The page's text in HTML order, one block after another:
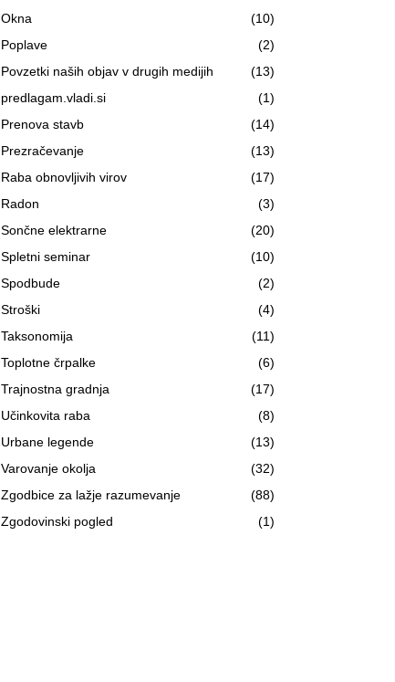
Okna
(10)
Poplave
(2)
Povzetki naših objav v drugih medijih
(13)
predlagam.vladi.si
(1)
Prenova stavb
(14)
Prezračevanje
(13)
Raba obnovljivih virov
(17)
Radon
(3)
Sončne elektrarne
(20)
Spletni seminar
(10)
Spodbude
(2)
Stroški
(4)
Taksonomija
(11)
Toplotne črpalke
(6)
Trajnostna gradnja
(17)
Učinkovita raba
(8)
Urbane legende
(13)
Varovanje okolja
(32)
Zgodbice za lažje razumevanje
(88)
Zgodovinski pogled
(1)